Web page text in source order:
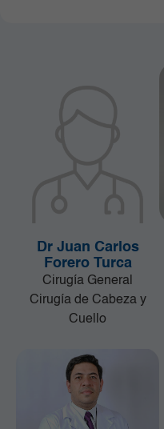
Dr Juan Carlos
Forero Turca
Cirugía General
Cirugía de Cabeza y
Cuello